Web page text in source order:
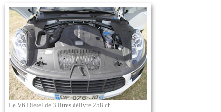
Le V6 Diesel de 3 litres délivre 258 ch